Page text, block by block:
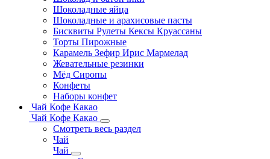
Шоколадные яйца
Шоколадные и арахисовые пасты
Бисквиты Рулеты Кексы Круассаны
Торты Пирожные
Карамель Зефир Ирис Мармелад
Жевательные резинки
Мёд Сиропы
Конфеты
Наборы конфет
Чай Кофе Какао
Чай Кофе Какао
Смотреть весь раздел
Чай
Чай